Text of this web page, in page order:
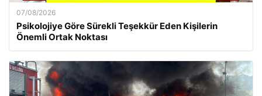
07/08/2026
Psikolojiye Göre Sürekli Teşekkür Eden Kişilerin
Önemli Ortak Noktası